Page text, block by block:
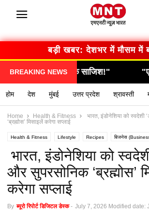
बड़ी खबर: सरकार का बड़ा
BREAKING NEWS
"एक गलती और सब कुछ खत्म… देखिए कैसे
होम देश मुंबई उत्तर प्रदेश श्रावस्ती
Home Health & Fitness
भारत, इंडोनेशिया को स्वदेशी
‘ब्रह्मोस’ मिसाइलें करेगा सप्लाई
Health & Fitness Lifestyle Recipes बिजनेस
मनोरंजन (Entertainment) राशिफल / ज्योतिष स्वास्थ्य (Health)
भारत, इंडोनेशिया को
और सुपरसोनिक ‘ब्रह्मोस’
करेगा सप्लाई
By ब्यूरो रिपोर्ट डिजिटल डेस्क - July 7, 2026 Modified date: